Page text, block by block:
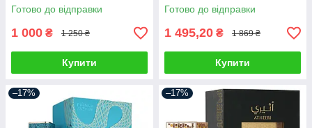
Готово до відправки
1 000 ₴ 1 250 ₴
Купити
Готово до відправки
1 495,20 ₴ 1 869 ₴
Купити
–17% –17%